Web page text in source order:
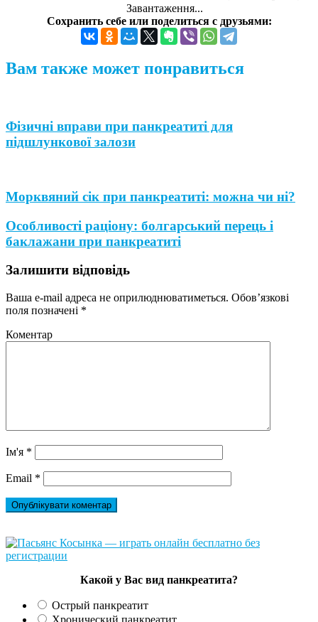
Завантаження...
Сохранить себе или поделиться с друзьями:
Вам также может понравиться
Фізичні вправи при панкреатиті для
підшлункової залози
Морквяний сік при панкреатиті: можна чи ні?
Особливості раціону: болгарський перець і
баклажани при панкреатиті
Залишити відповідь
Ваша e-mail адреса не оприлюднюватиметься. Обов’язкові
поля позначені *
Коментар
Ім'я *
Email *
Какой у Вас вид панкреатита?
Острый панкреатит